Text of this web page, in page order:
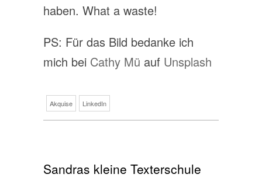
haben. What a waste!
PS: Für das Bild bedanke ich
mich bei Cathy Mü auf Unsplash
Akquise LinkedIn
Sandras kleine Texterschule